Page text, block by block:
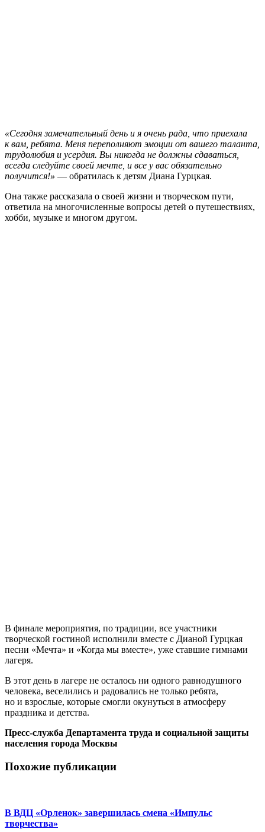
«Сегодня замечательный день и я очень рада, что приехала
к вам, ребята. Меня переполняют эмоции от вашего таланта,
трудолюбия и усердия. Вы никогда не должны сдаваться,
всегда следуйте своей мечте, и все у вас обязательно
получится!» — обратилась к детям Диана Гурцкая.
Она также рассказала о своей жизни и творческом пути,
ответила на многочисленные вопросы детей о путешествиях,
хобби, музыке и многом другом.
В финале мероприятия, по традиции, все участники
творческой гостиной исполнили вместе с Дианой Гурцкая
песни «Мечта» и «Когда мы вместе», уже ставшие гимнами
лагеря.
В этот день в лагере не осталось ни одного равнодушного
человека, веселились и радовались не только ребята,
но и взрослые, которые смогли окунуться в атмосферу
праздника и детства.
Пресс-служба Департамента труда и социальной защиты
населения города Москвы
Похожие публикации
В ВДЦ «Орленок» завершилась смена «Импульс
творчества»